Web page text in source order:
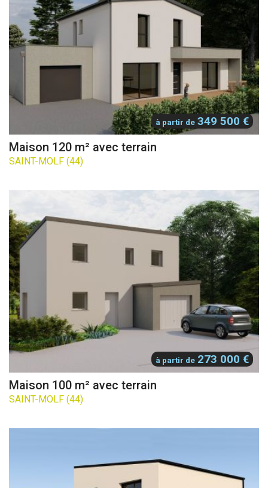
à partir de 349 500 €
Maison 120 m² avec terrain
SAINT-MOLF (44)
à partir de 273 000 €
Maison 100 m² avec terrain
SAINT-MOLF (44)